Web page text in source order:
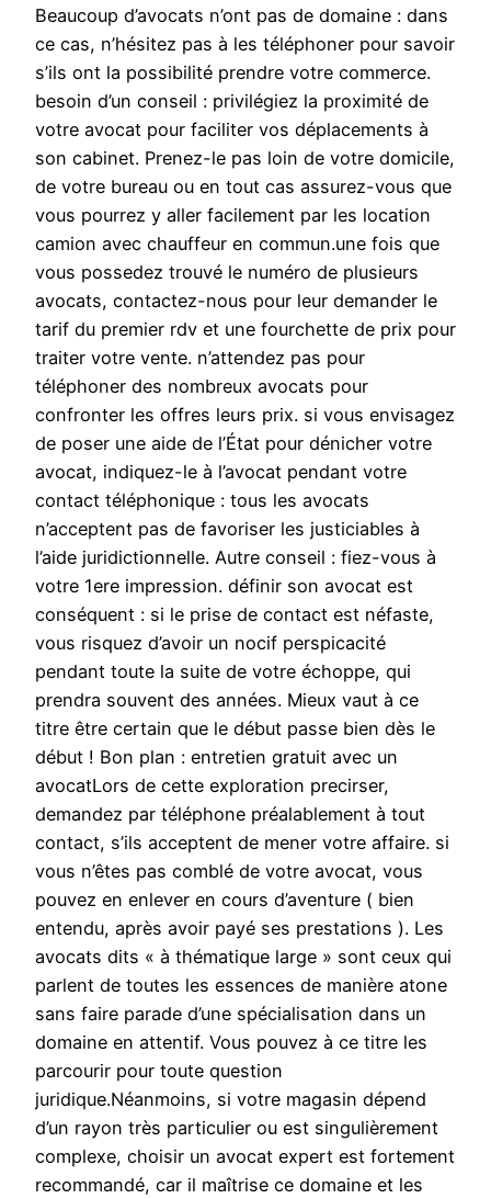
Beaucoup d’avocats n’ont pas de domaine : dans
ce cas, n’hésitez pas à les téléphoner pour savoir
s’ils ont la possibilité prendre votre commerce.
besoin d’un conseil : privilégiez la proximité de
votre avocat pour faciliter vos déplacements à
son cabinet. Prenez-le pas loin de votre domicile,
de votre bureau ou en tout cas assurez-vous que
vous pourrez y aller facilement par les location
camion avec chauffeur en commun.une fois que
vous possedez trouvé le numéro de plusieurs
avocats, contactez-nous pour leur demander le
tarif du premier rdv et une fourchette de prix pour
traiter votre vente. n’attendez pas pour
téléphoner des nombreux avocats pour
confronter les offres leurs prix. si vous envisagez
de poser une aide de l’État pour dénicher votre
avocat, indiquez-le à l’avocat pendant votre
contact téléphonique : tous les avocats
n’acceptent pas de favoriser les justiciables à
l’aide juridictionnelle. Autre conseil : fiez-vous à
votre 1ere impression. définir son avocat est
conséquent : si le prise de contact est néfaste,
vous risquez d’avoir un nocif perspicacité
pendant toute la suite de votre échoppe, qui
prendra souvent des années. Mieux vaut à ce
titre être certain que le début passe bien dès le
début ! Bon plan : entretien gratuit avec un
avocatLors de cette exploration precirser,
demandez par téléphone préalablement à tout
contact, s’ils acceptent de mener votre affaire. si
vous n’êtes pas comblé de votre avocat, vous
pouvez en enlever en cours d’aventure ( bien
entendu, après avoir payé ses prestations ). Les
avocats dits « à thématique large » sont ceux qui
parlent de toutes les essences de manière atone
sans faire parade d’une spécialisation dans un
domaine en attentif. Vous pouvez à ce titre les
parcourir pour toute question
juridique.Néanmoins, si votre magasin dépend
d’un rayon très particulier ou est singulièrement
complexe, choisir un avocat expert est fortement
recommandé, car il maîtrise ce domaine et les